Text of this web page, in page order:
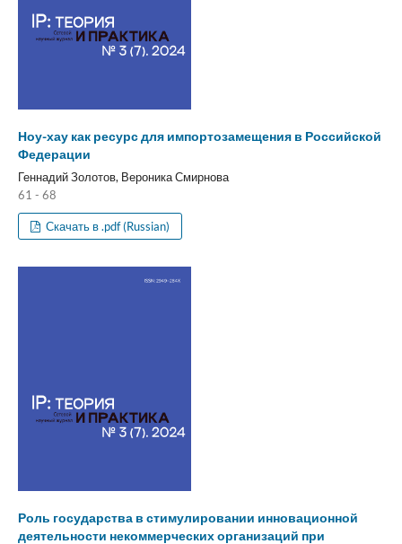
Ноу-хау как ресурс для импортозамещения в Российской
Федерации
Геннадий Золотов, Вероника Смирнова
61 - 68
Скачать в .pdf (Russian)
Роль государства в стимулировании инновационной
деятельности некоммерческих организаций при